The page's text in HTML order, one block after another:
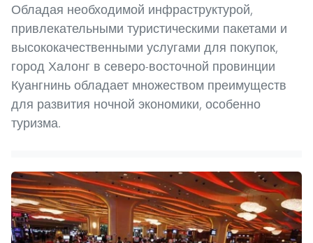
Обладая необходимой инфраструктурой,
привлекательными туристическими пакетами и
высококачественными услугами для покупок,
город Халонг в северо-восточной провинции
Куангнинь обладает множеством преимуществ
для развития ночной экономики, особенно
туризма.